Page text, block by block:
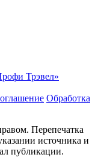
Трэвeл»
Обработка
Перепечатка
источника и
публикации.